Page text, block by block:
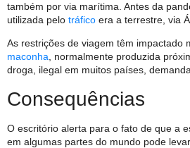
também por via marítima. Antes da
utilizada pelo tráfico era a terrestre, via
As restrições de viagem têm impactado
maconha, normalmente produzida
droga, ilegal em muitos países,
Consequências
O escritório alerta para o fato de que a
em algumas partes do mundo pode